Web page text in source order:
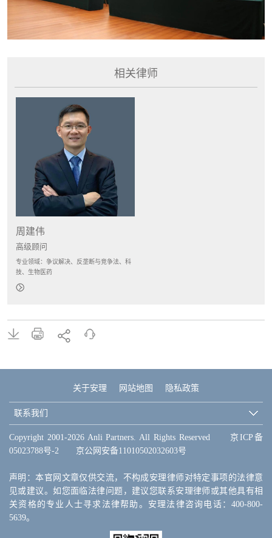
相关律师
周建伟
高级顾问
专业领域：争议解决、反垄断与竞争法、科
技、生物医药
关于安理 网站地图 隐私政策
联系我们
Copyright 2001-2026 Anli Partners. All Rights Reserved 京ICP备
05023788号-2 京公网安备11010502032603号
声明：本官网文章仅供交流，不构成安理律师对特定事项的法律意
见或建议。如您面临法律问题，建议您联系安理律师或其他具有相
关资格的专业人士寻求法律帮助。安理法律咨询电话：400-800-
5639。